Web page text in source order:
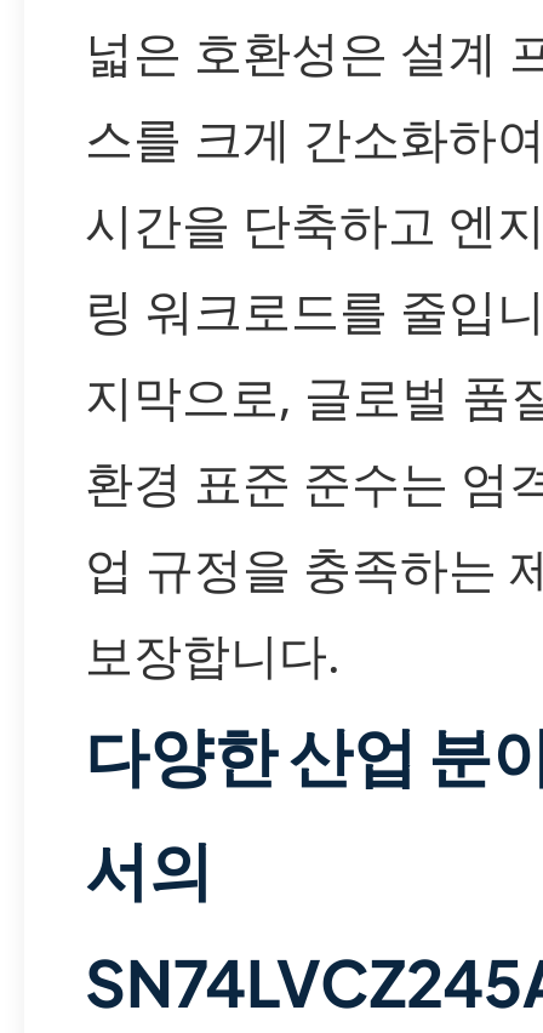
넓은 호환성은 설계
스를 크게 간소화하
시간을 단축하고 엔
링 워크로드를 줄입
지막으로, 글로벌 품
환경 표준 준수는 엄
업 규정을 충족하는
보장합니다.
다양한 산업 분
서의